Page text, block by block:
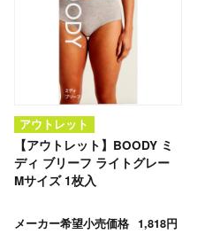
アウトレット
【アウトレット】BOODY ミ
ディ ブリーフ ライトグレー
Mサイズ 1枚入
メーカー希望小売価格 1,818円